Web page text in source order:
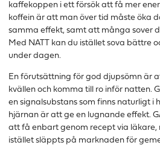
kaffekoppen i ett försök att få mer
koffein är att man över tid måste öka
samma effekt, samt att många sover
Med NATT kan du istället sova bättre
under dagen.
En förutsättning för god djupsömn är
kvällen och komma till ro inför natten.
en signalsubstans som finns naturligt i
hjärnan är att ge en lugnande effekt.
att få enbart genom recept via läkare,
istället släppts på marknaden för